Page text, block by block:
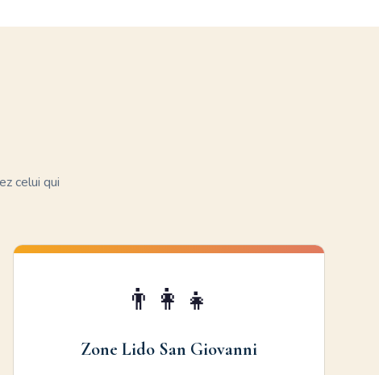
celui qui
👨‍👩‍👧
Zone Lido San Giovanni